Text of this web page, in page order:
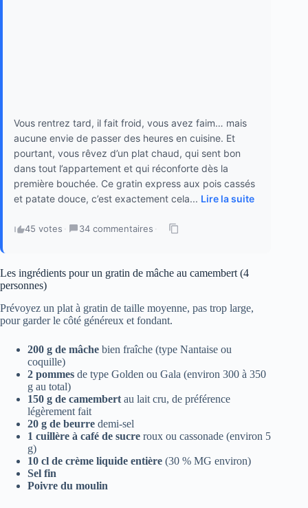
Vous rentrez tard, il fait froid, vous avez faim… mais
aucune envie de passer des heures en cuisine. Et
pourtant, vous rêvez d’un plat chaud, qui sent bon
dans tout l’appartement et qui réconforte dès la
première bouchée. Ce gratin express aux pois cassés
et patate douce, c’est exactement cela... Lire la suite
45 votes · 34 commentaires ·
Les ingrédients pour un gratin de mâche au camembert (4
personnes)
Prévoyez un plat à gratin de taille moyenne, pas trop large,
pour garder le côté généreux et fondant.
200 g de mâche bien fraîche (type Nantaise ou
coquille)
2 pommes de type Golden ou Gala (environ 300 à 350
g au total)
150 g de camembert au lait cru, de préférence
légèrement fait
20 g de beurre demi-sel
1 cuillère à café de sucre roux ou cassonade (environ 5
g)
10 cl de crème liquide entière (30 % MG environ)
Sel fin
Poivre du moulin